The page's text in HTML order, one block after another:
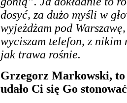
dosyć, za dużo myśli w
wyjeżdżam pod
wyciszam telefon, z nikim
jak trawa rośnie.
Grzegorz Markowski,
udało Ci się Go